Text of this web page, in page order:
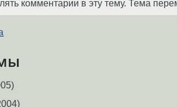
комментарии в эту тему. Тема